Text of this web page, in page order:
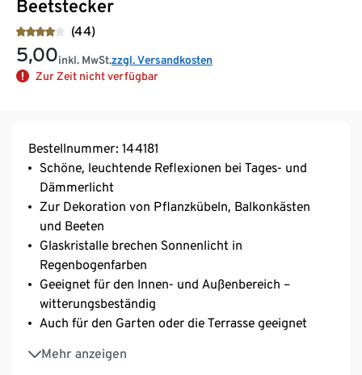
Beetstecker
(44)
5,00inkl. MwSt.zzgl. Versandkosten
Zur Zeit nicht verfügbar
Bestellnummer: 144181
Schöne, leuchtende Reflexionen bei Tages- und
Dämmerlicht
Zur Dekoration von Pflanzkübeln, Balkonkästen
und Beeten
Glaskristalle brechen Sonnenlicht in
Regenbogenfarben
Geeignet für den Innen- und Außenbereich –
witterungsbeständig
Auch für den Garten oder die Terrasse geeignet
Mehr anzeigen
Facettierte Glaskristalle